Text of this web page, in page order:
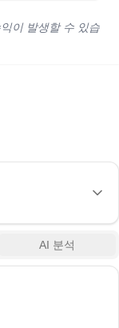
이 발생할 수 있습
AI 분석